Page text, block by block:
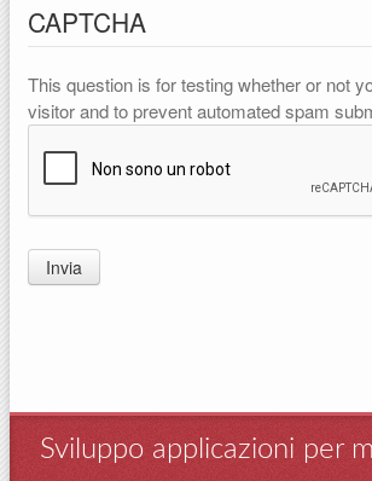
CAPTCHA
This question is for testing whether or not
visitor and to prevent automated spam
Sviluppo applicazioni per